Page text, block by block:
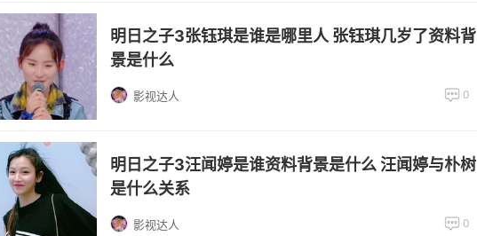
明日之子3张钰琪是谁是哪里人 张钰琪几岁了资料背
景是什么
影视达人 0
明日之子3汪闻婷是谁资料背景是什么 汪闻婷与朴树
是什么关系
影视达人 0